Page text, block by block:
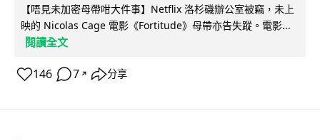
【唔見未加密母帶咁大件事】Netflix 洛杉磯辦公室被竊，未上
映的 Nicolas Cage 電影《Fortitude》母帶亦告失蹤。電影...
閱讀全文
146 7 ↗ 分享